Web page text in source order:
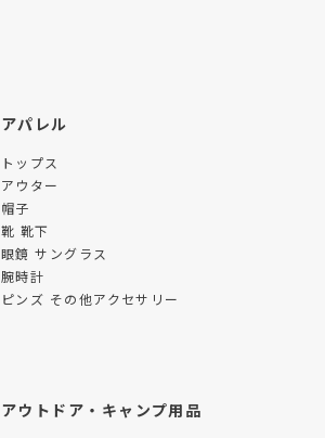
アパレル
トップス
アウター
帽子
靴 靴下
眼鏡 サングラス
腕時計
ピンズ その他アクセサリー
アウトドア・キャンプ用品